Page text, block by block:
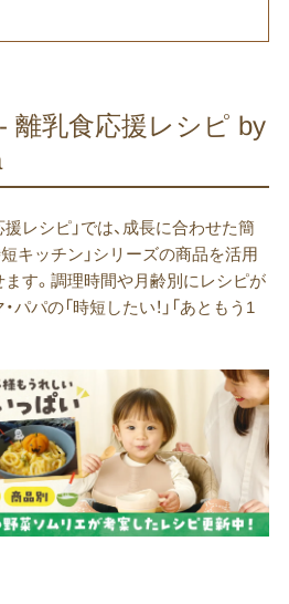
離乳食応援レシピ by
レシピ」では、成長に合わせた簡
キッチン」シリーズの商品を活用
ます。調理時間や月齢別にレシピが
パパの「時短したい！」「あともう1